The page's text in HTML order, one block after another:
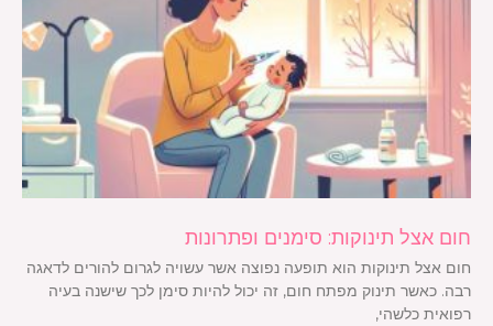
חום אצל תינוקות: סימנים ופתרונות
חום אצל תינוקות הוא תופעה נפוצה אשר עשויה לגרום להורים לדאגה
רבה. כאשר תינוק מפתח חום, זה יכול להיות סימן לכך שישנה בעיה
רפואית כלשהי,